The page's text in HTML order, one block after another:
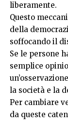
liberamente.
Questo
della
soffocando il
Se le persone
semplice
la società e la
Per cambiare
da queste